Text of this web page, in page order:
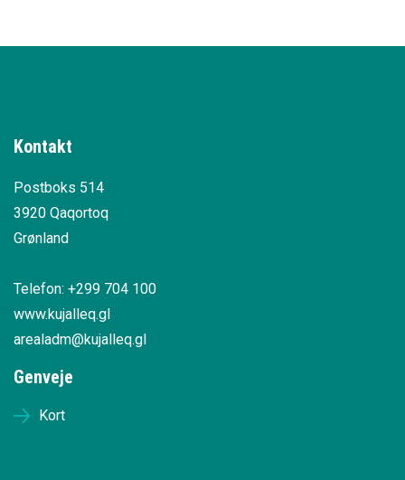
Kontakt
Postboks 514
3920 Qaqortoq
Grønland
Telefon: +299 704 100
www.kujalleq.gl
arealadm@kujalleq.gl
Genveje
Kort